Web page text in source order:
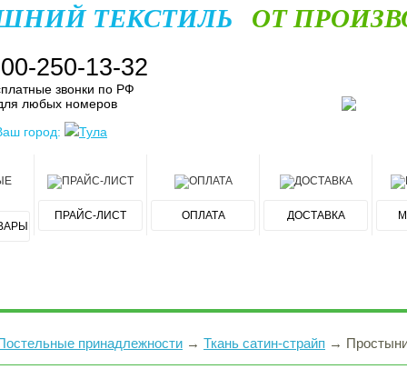
ТЕКСТИЛЬ ОТ
250-13-32
звонки по РФ
любых номеров
город:
Тула
ПРАЙС-ЛИСТ ОПЛАТА ДОСТАВКА
принадлежности → Ткань сатин-страйп →